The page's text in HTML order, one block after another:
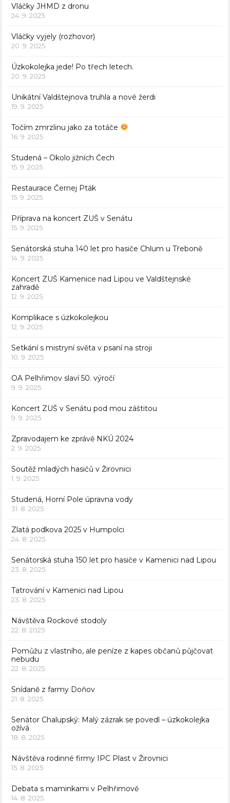
Vláčky JHMD z dronu
24. 9. 2025
Vláčky vyjely (rozhovor)
20. 9. 2025
Úzkokolejka jede! Po třech letech.
20. 9. 2025
Unikátní Valdštejnova truhla a nové žerdi
19. 9. 2025
Točím zmrzlinu jako za totáče
16. 9. 2025
Studená – Okolo jižních Čech
15. 9. 2025
Restaurace Černej Pták
15. 9. 2025
Příprava na koncert ZUŠ v Senátu
15. 9. 2025
Senátorská stuha 140 let pro hasiče Chlum u Třeboně
14. 9. 2025
Koncert ZUŠ Kamenice nad Lipou ve Valdštejnské
zahradě
12. 9. 2025
Komplikace s úzkokolejkou
12. 9. 2025
Setkání s mistryní světa v psaní na stroji
10. 9. 2025
OA Pelhřimov slaví 50. výročí
9. 9. 2025
Koncert ZUŠ v Senátu pod mou záštitou
9. 9. 2025
Zpravodajem ke zprávě NKÚ 2024
2. 9. 2025
Soutěž mladých hasičů v Žirovnici
1. 9. 2025
Studená, Horní Pole úpravna vody
31. 8. 2025
Zlatá podkova 2025 v Humpolci
24. 8. 2025
Senátorská stuha 150 let pro hasiče v Kamenici nad Lipou
23. 8. 2025
Tatrování v Kamenici nad Lipou
23. 8. 2025
Návštěva Rockové stodoly
22. 8. 2025
Pomůžu z vlastního, ale peníze z kapes občanů půjčovat
nebudu
22. 8. 2025
Snídaně z farmy Doňov
21. 8. 2025
Senátor Chalupský: Malý zázrak se povedl – úzkokolejka
ožívá
18. 8. 2025
Návštěva rodinné firmy IPC Plast v Žirovnici
15. 8. 2025
Debata s maminkami v Pelhřimově
14. 8. 2025